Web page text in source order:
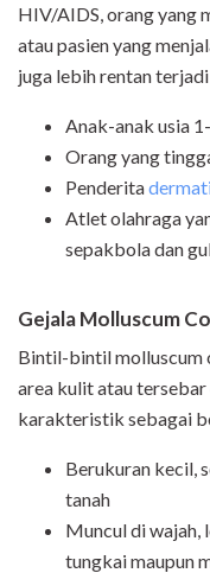
HIV/AIDS, orang yang
atau pasien yang
juga lebih rentan
Anak-anak usia
Orang yang
Penderita
Atlet olahraga
sepakbola dan
Gejala Molluscum
Bintil-bintil molluscum
area kulit atau
karakteristik sebagai
Berukuran kecil,
tanah
Muncul di wajah,
tungkai maupun